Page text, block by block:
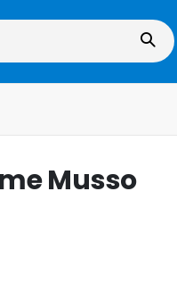
Musso